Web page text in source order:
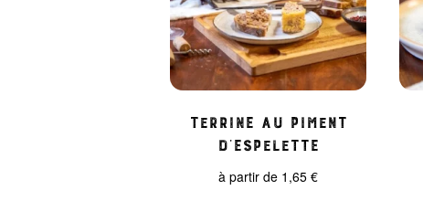
Terrine au piment
d’Espelette
à partir de 1,65€